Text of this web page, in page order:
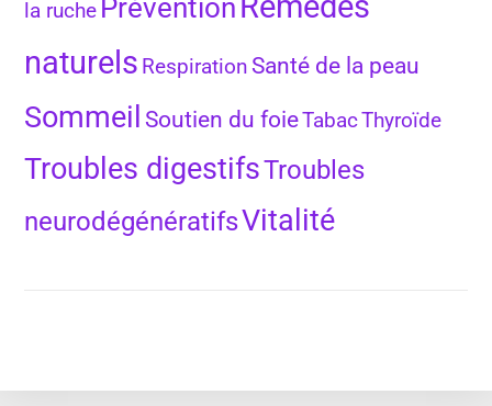
la ruche Prévention
naturels Respiration Santé de la peau
Sommeil Soutien du foieTabacThyroïde
Troubles digestifsTroubles
neurodégénératifsVitalité